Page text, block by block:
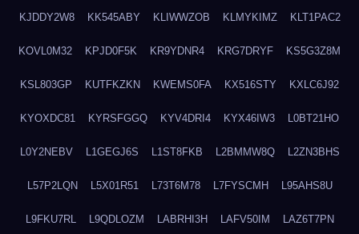
KJDDY2W8 KK545ABY KLIWWZOB KLMYKIMZ KLT1PAC2
KOVL0M32 KPJD0F5K KR9YDNR4 KRG7DRYF KS5G3Z8M
KSL803GP KUTFKZKN KWEMS0FA KX516STY KXLC6J92
KYOXDC81 KYRSFGGQ KYV4DRI4 KYX46IW3 L0BT21HO
L0Y2NEBV L1GEGJ6S L1ST8FKB L2BMMW8Q L2ZN3BHS
L57P2LQN L5X01R51 L73T6M78 L7FYSCMH L95AHS8U
L9FKU7RL L9QDLOZM LABRHI3H LAFV50IM LAZ6T7PN